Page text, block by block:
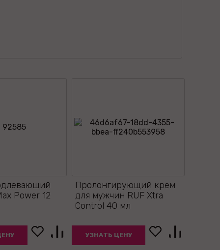
Power 12
Пролонгирующий крем
для мужчин RUF Xtra
Control 40 мл
УЗНАТЬ ЦЕНУ